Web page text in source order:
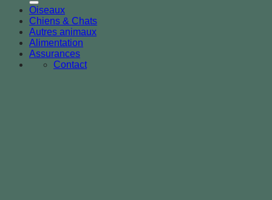
Oiseaux
Chiens & Chats
Autres animaux
Alimentation
Assurances
Contact